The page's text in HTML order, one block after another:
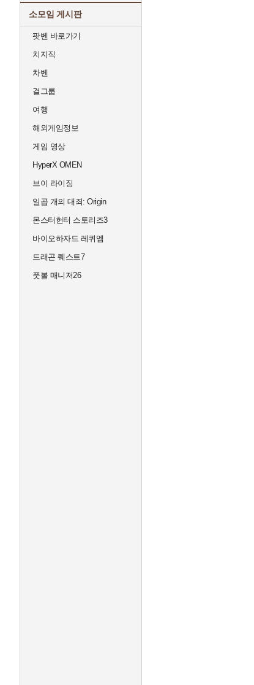
소모임 게시판
팟벤 바로가기
치지직
차벤
걸그룹
여행
해외게임정보
게임 영상
HyperX OMEN
브이 라이징
일곱 개의 대죄: Origin
몬스터헌터 스토리즈3
바이오하자드 레퀴엠
드래곤 퀘스트7
풋볼 매니저26